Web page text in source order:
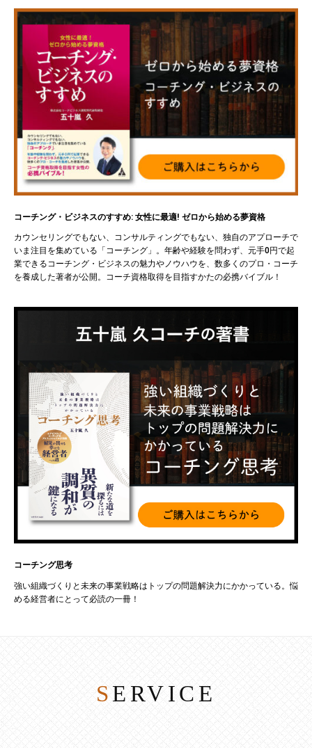
コーチング・ビジネスのすすめ: 女性に最適! ゼロから始める夢資格
カウンセリングでもない、コンサルティングでもない、独自のアプローチで
いま注目を集めている「コーチング」。年齢や経験を問わず、元手0円で起
業できるコーチング・ビジネスの魅力やノウハウを、数多くのプロ・コーチ
を養成した著者が公開。コーチ資格取得を目指すかたの必携バイブル！
コーチング思考
強い組織づくりと未来の事業戦略はトップの問題解決力にかかっている。悩
める経営者にとって必読の一冊！
SERVICE